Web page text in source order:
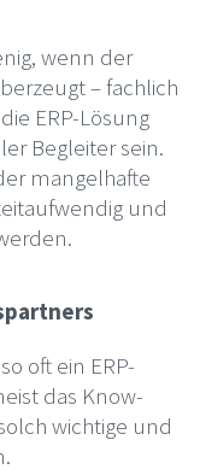
wenn der
– fachlich
ERP-Lösung
Begleiter sein.
mangelhafte
und
oft ein ERP-
das Know-
wichtige und